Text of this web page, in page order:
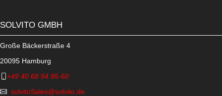
SOLVITO GMBH
Große Bäckerstraße 4
20095 Hamburg
+49 40 68 94 95-60
solvitoSales@solvito.de